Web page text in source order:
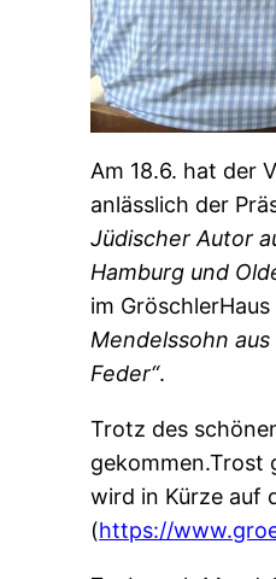
Am 18.6. hat der
anlässlich der
Jüdischer Autor
Hamburg und
im
Mendelssohn
Feder“.
Trotz des
gekommen.Trost
wird in Kürze auf
(https://